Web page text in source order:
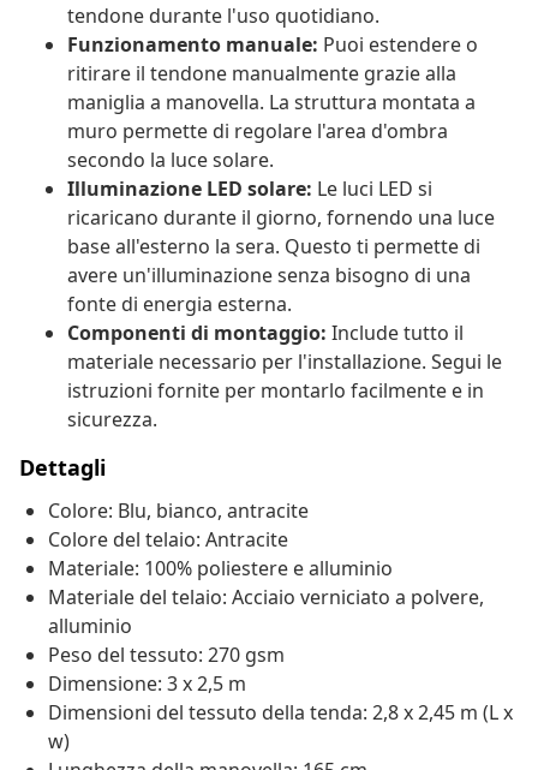
tendone durante l'uso quotidiano.
Funzionamento manuale: Puoi estendere o
ritirare il tendone manualmente grazie alla
maniglia a manovella. La struttura montata a
muro permette di regolare l'area d'ombra
secondo la luce solare.
Illuminazione LED solare: Le luci LED si
ricaricano durante il giorno, fornendo una luce
base all'esterno la sera. Questo ti permette di
avere un'illuminazione senza bisogno di una
fonte di energia esterna.
Componenti di montaggio: Include tutto il
materiale necessario per l'installazione. Segui le
istruzioni fornite per montarlo facilmente e in
sicurezza.
Dettagli
Colore: Blu, bianco, antracite
Colore del telaio: Antracite
Materiale: 100% poliestere e alluminio
Materiale del telaio: Acciaio verniciato a polvere,
alluminio
Peso del tessuto: 270 gsm
Dimensione: 3 x 2,5 m
Dimensioni del tessuto della tenda: 2,8 x 2,45 m (L x
w)